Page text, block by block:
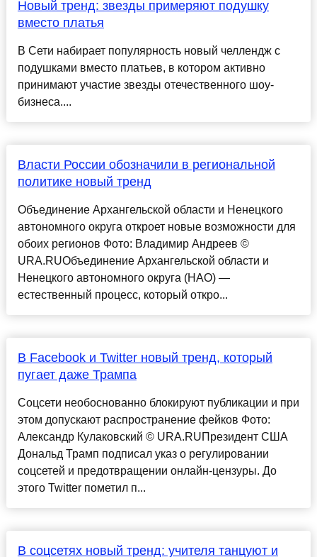
Новый тренд: звезды примеряют подушку
вместо платья
В Сети набирает популярность новый челлендж с
подушками вместо платьев, в котором активно
принимают участие звезды отечественного шоу-
бизнеса....
Власти России обозначили в региональной
политике новый тренд
Объединение Архангельской области и Ненецкого
автономного округа откроет новые возможности для
обоих регионов Фото: Владимир Андреев ©
URA.RUОбъединение Архангельской области и
Ненецкого автономного округа (НАО) —
естественный процесс, который откро...
В Facebook и Twitter новый тренд, который
пугает даже Трампа
Соцсети необоснованно блокируют публикации и при
этом допускают распространение фейков Фото:
Александр Кулаковский © URA.RUПрезидент США
Дональд Трамп подписал указ о регулировании
соцсетей и предотвращении онлайн-цензуры. До
этого Twitter пометил п...
В соцсетях новый тренд: учителя танцуют и